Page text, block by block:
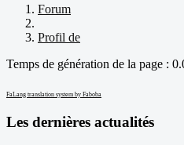
Forum
Profil de
Temps de génération de la page :
FaLang translation system by Faboba
Les dernières actualités